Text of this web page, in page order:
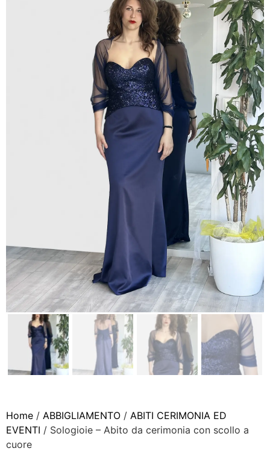
Home / ABBIGLIAMENTO / ABITI CERIMONIA ED
EVENTI / Sologioie – Abito da cerimonia con scollo a
cuore